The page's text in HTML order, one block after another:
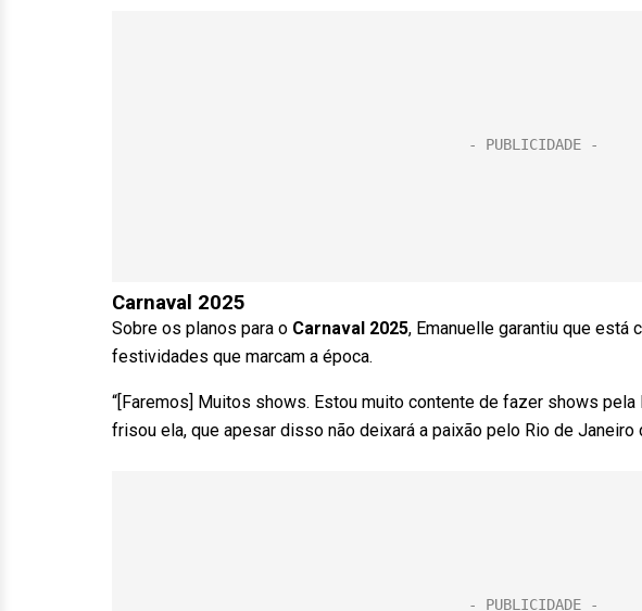
Carnaval 2025
Sobre os planos para o Carnaval 2025, Emanuelle garantiu que está
festividades que marcam a época.
“[Faremos] Muitos shows. Estou muito contente de fazer shows pela
frisou ela, que apesar disso não deixará a paixão pelo Rio de Janeiro